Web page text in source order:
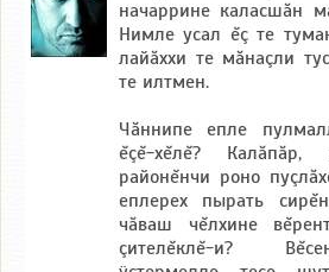
начаррине каласшăн
Нимле усал ĕç те
лайăххи те мăнаçли
те илтмен.
Чăннипе епле
ĕçĕ-хĕлĕ? Калăпăр,
районĕнчи роно
еплерех пырать
чăваш чĕлхине
çителĕклĕ-и?